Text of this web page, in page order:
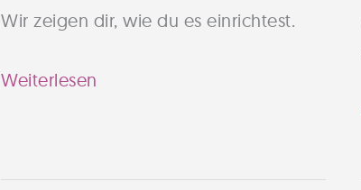
Wir zeigen dir, wie du es einrichtest.
Alexa
Weiterlesen